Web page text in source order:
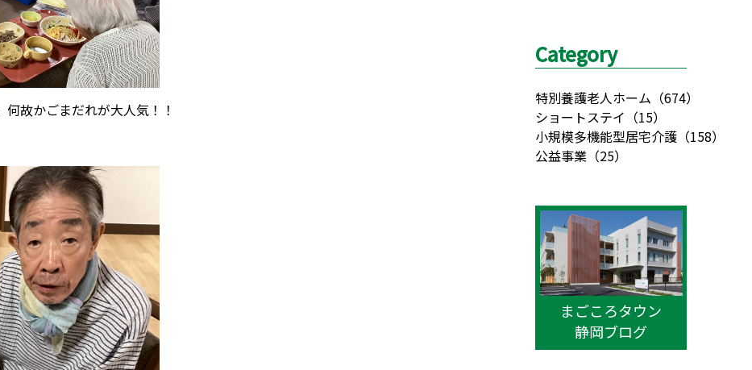
故かごまだれが大人気！！
Category
特別養護老人ホーム （674）
ショートステイ （15）
小規模多機能型居宅介護 （158）
公益事業 （25）
まごころタウン
静岡ブログ